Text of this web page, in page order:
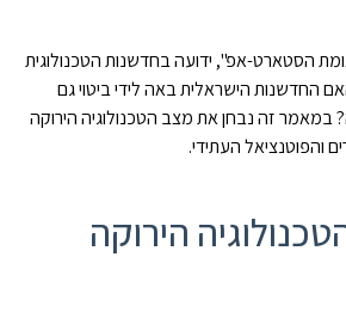
הסטארט-אפ", ידועה בחדשנות הטכנולוגית
החדשנות הישראלית באה לידי ביטוי גם
במאמר זה נבחן את מצב הטכנולוגיה הירוקה
והפוטנציאל העתידי.
הירוקה